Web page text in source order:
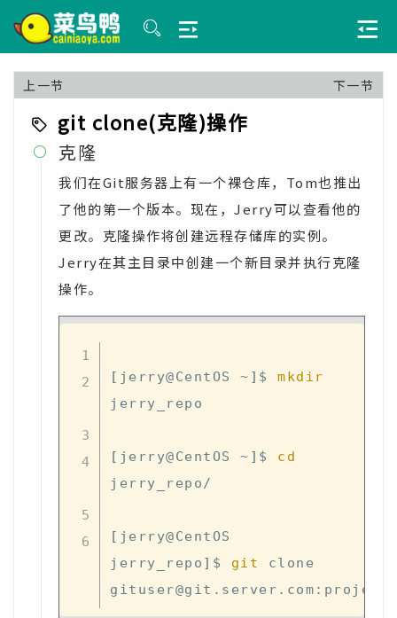
上一节 下一节
git clone(克隆)操作
 克隆
我们在Git服务器上有一个裸仓库，Tom也推出
了他的第一个版本。现在，Jerry可以查看他的
更改。克隆操作将创建远程存储库的实例。
Jerry在其主目录中创建一个新目录并执行克隆
操作。
[ jerry@CentOS ~ ] $ mkdir
jerry_repo
[ jerry@CentOS ~ ] $ cd
jerry_repo/
[ jerry@CentOS
jerry_repo ] $ git clone